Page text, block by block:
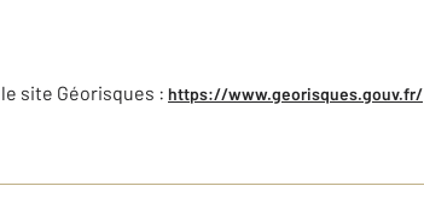
site Géorisques : https://www.georisques.gouv.fr/